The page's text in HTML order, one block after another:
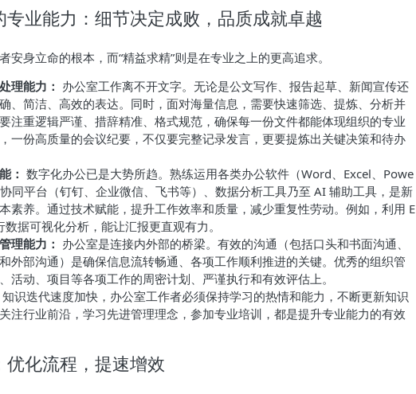
业能力：细节决定成败，品质成就卓越
安身立命的根本，而“精益求精”则是在专业之上的更高追求。
理能力： 办公室工作离不开文字。无论是公文写作、报告起草、新闻宣传还
、简洁、高效的表达。同时，面对海量信息，需要快速筛选、提炼、分析并
注重逻辑严谨、措辞精准、格式规范，确保每一份文件都能体现组织的专业
一份高质量的会议纪要，不仅要完整记录发言，更要提炼出关键决策和待办
： 数字化办公已是大势所趋。熟练运用各类办公软件（Word、Excel、Powe
同平台（钉钉、企业微信、飞书等）、数据分析工具乃至 AI 辅助工具，是新
素养。通过技术赋能，提升工作效率和质量，减少重复性劳动。例如，利用 E
据可视化分析，能让汇报更直观有力。
理能力： 办公室是连接内外部的桥梁。有效的沟通（包括口头和书面沟通、
外部沟通）是确保信息流转畅通、各项工作顺利推进的关键。优秀的组织管
活动、项目等各项工作的周密计划、严谨执行和有效评估上。
知识迭代速度加快，办公室工作者必须保持学习的热情和能力，不断更新知识
注行业前沿，学习先进管理理念，参加专业培训，都是提升专业能力的有效
化流程，提速增效